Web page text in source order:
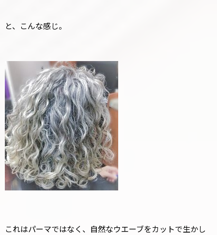
と、こんな感じ。
これはパーマではなく、自然なウエーブをカットで生かし